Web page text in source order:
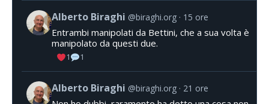
Alberto Biraghi @biraghi.org 15 ore
Entrambi manipolati da Bettini, che a sua volta è
manipolato da questi due.
1 1
Alberto Biraghi @biraghi.org 21 ore